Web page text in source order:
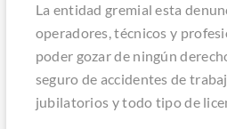
La entidad gremial esta
operadores, técnicos y
poder gozar de ningún
seguro de accidentes de
jubilatorios y todo tipo de